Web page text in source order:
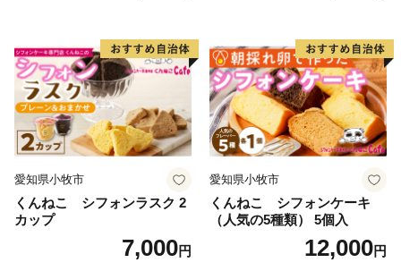
愛知県小牧市
くんねこ シフォンラスク 2
カップ
7,000円
愛知県小牧市
くんねこ シフォンケーキ
（人気の5種類） 5個入
12,000円